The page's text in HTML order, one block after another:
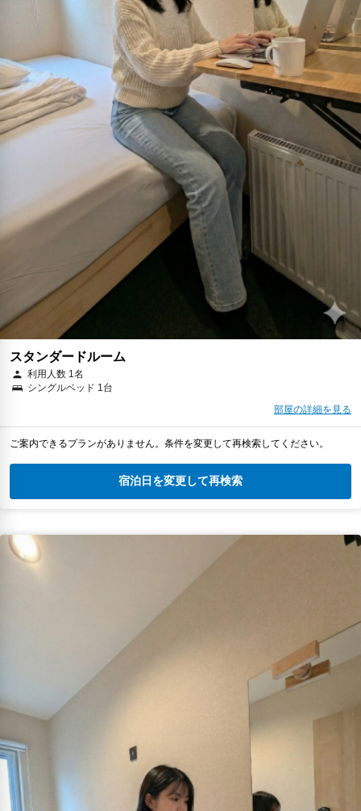
スタンダードルーム
利用人数 1名
シングルベッド 1台
部屋の詳細を見る
ご案内できるプランがありません。条件を変更して再検索してください。
宿泊日を変更して再検索